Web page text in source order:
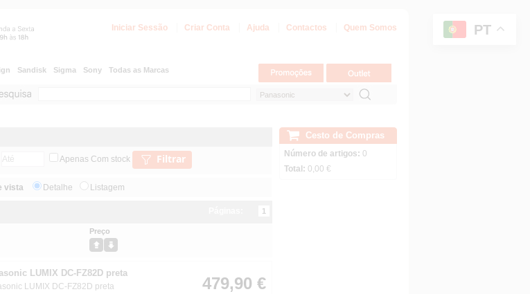
PT
Iniciar Sessão Criar Conta Ajuda Contactos Quem Somos
Sandisk Sigma Sony Todas as Marcas
Apenas Com stock Filtrar
vista Detalhe Listagem
1
Preço
LUMIX DC-FZ82D preta
LUMIX DC-FZ82D preta
479,90 €
Cesto de Compras
Número de artigos: 0
Total: 0,00 €